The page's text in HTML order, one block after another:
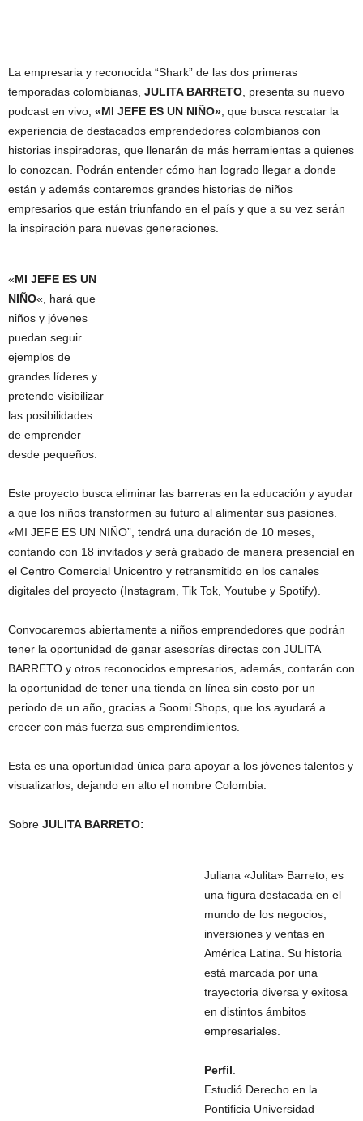
La empresaria y reconocida “Shark” de las dos primeras
temporadas colombianas, JULITA BARRETO , presenta su nuevo
podcast en vivo, «MI JEFE ES UN NIÑO» , que busca rescatar la
experiencia de destacados emprendedores colombianos con
historias inspiradoras, que llenarán de más herramientas a quienes
lo conozcan. Podrán entender cómo han logrado llegar a donde
están y además contaremos grandes historias de niños
empresarios que están triunfando en el país y que a su vez serán
la inspiración para nuevas generaciones.
«MI JEFE ES UN
NIÑO«, hará que
niños y jóvenes
puedan seguir
ejemplos de
grandes líderes y
pretende visibilizar
las posibilidades
de emprender
desde pequeños.
Este proyecto busca eliminar las barreras en la educación y ayudar
a que los niños transformen su futuro al alimentar sus pasiones.
«MI JEFE ES UN NIÑO”, tendrá una duración de 10 meses,
contando con 18 invitados y será grabado de manera presencial en
el Centro Comercial Unicentro y retransmitido en los canales
digitales del proyecto (Instagram, Tik Tok, Youtube y Spotify).
Convocaremos abiertamente a niños emprendedores que podrán
tener la oportunidad de ganar asesorías directas con JULITA
BARRETO y otros reconocidos empresarios, además, contarán con
la oportunidad de tener una tienda en línea sin costo por un
periodo de un año, gracias a Soomi Shops, que los ayudará a
crecer con más fuerza sus emprendimientos.
Esta es una oportunidad única para apoyar a los jóvenes talentos y
visualizarlos, dejando en alto el nombre Colombia.
Sobre JULITA BARRETO:
Juliana «Julita» Barreto, es
una figura destacada en el
mundo de los negocios,
inversiones y ventas en
América Latina. Su historia
está marcada por una
trayectoria diversa y exitosa
en distintos ámbitos
empresariales.
Perfil
Estudió Derecho en la
Pontificia Universidad